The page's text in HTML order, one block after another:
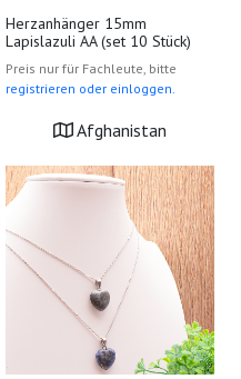
Herzanhänger 15mm
Lapislazuli AA (set 10 Stück)
Preis nur für Fachleute, bitte
registrieren oder einloggen.
Afghanistan